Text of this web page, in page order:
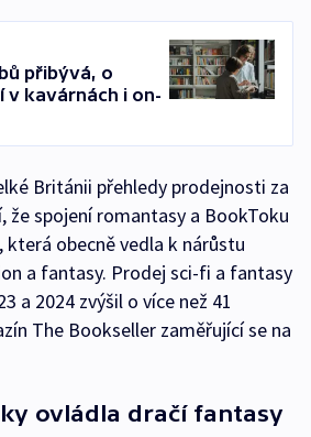
přibývá, o
v kavárnách i on-
Británii přehledy prodejnosti za
že spojení romantasy a BookToku
která obecně vedla k nárůstu
a fantasy. Prodej sci-fi a fantasy
a 2024 zvýšil o více než 41
The Bookseller zaměřující se na
ovládla dračí fantasy